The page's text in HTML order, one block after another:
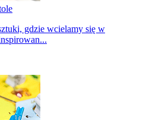
gdzie wcielamy się w